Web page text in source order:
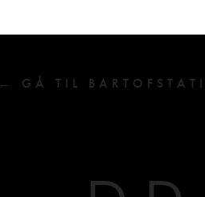
← GÅ TIL